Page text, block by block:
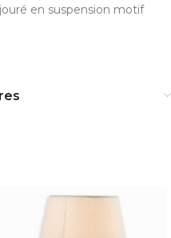
en suspension motif